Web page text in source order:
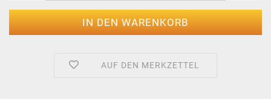
AUF DEN MERKZETTEL